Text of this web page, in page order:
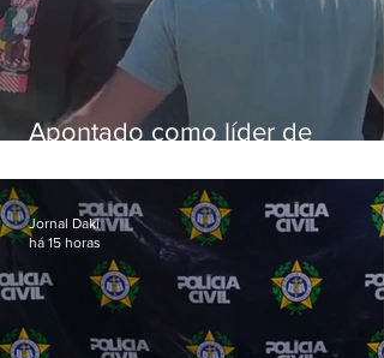
Apontado como líder de
aposentados é preso
Jornal Daki
há 15 horas